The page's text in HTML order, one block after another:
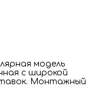
модель
с широкой
Монтажный